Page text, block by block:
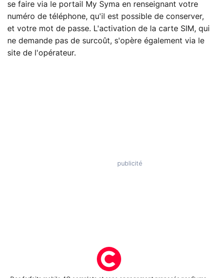
se faire via le portail My Syma en renseignant votre
numéro de téléphone, qu'il est possible de conserver,
et votre mot de passe. L'activation de la carte SIM, qui
ne demande pas de surcoût, s'opère également via le
site de l'opérateur.